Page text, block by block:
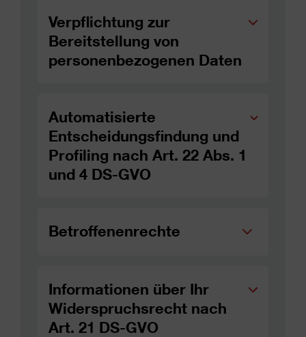
Verpflichtung zur
Bereitstellung von
personenbezogenen Daten
Automatisierte
Entscheidungsfindung und
Profiling nach Art. 22 Abs. 1
und 4 DS-GVO
Betroffenenrechte
Informationen über Ihr
Widerspruchsrecht nach
Art. 21 DS-GVO